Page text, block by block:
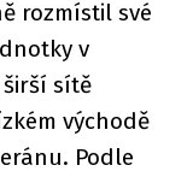
rozmístil své
v
sítě
východě
Podle